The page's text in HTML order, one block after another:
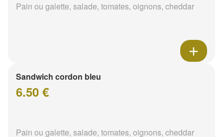
Pain ou galette, salade, tomates, oignons, cheddar
Sandwich cordon bleu
6.50 €
Pain ou galette, salade, tomates, oignons, cheddar